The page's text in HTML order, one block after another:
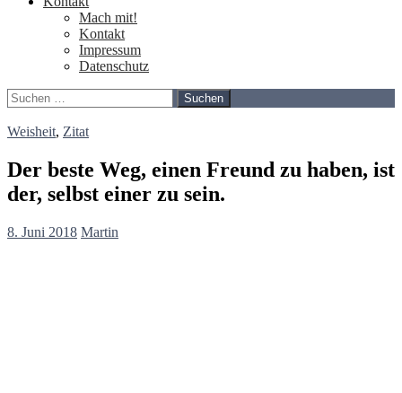
Mach mit!
Kontakt
Impressum
Datenschutz
Suchen
nach:
Weisheit, Zitat
Der beste Weg, einen Freund zu haben, ist
der, selbst einer zu sein.
8. Juni 2018 Martin